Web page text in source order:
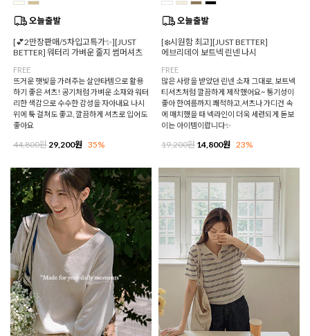
[💕2만장판매/5차입고특가✨][JUST
BETTER] 워터리 가벼운 줄지 썸머셔츠
FREE
뜨거운 햇빛을 가려주는 살안타템으로 활용
하기 좋은 셔츠! 공기처럼 가벼운 소재와 워터
리한 색감으로 수수한 감성을 자아내요 나시
위에 툭 걸쳐도 좋고, 깔끔하게 셔츠로 입어도
좋아요
44,800원 29,200원 35%
[❄️시원함 최고][JUST BETTER]
에브리데이 보트넥 린넨 나시
FREE
많은 사랑을 받았던 린넨 소재 그대로, 보트넥
티셔츠처럼 깔끔하게 제작했어요~ 통기성이
좋아 한여름까지 쾌적하고,셔츠나 가디건 속
에 매치했을 때 넥라인이 더욱 세련되게 돋보
이는 아이템이랍니다✨
19,200원 14,800원 23%